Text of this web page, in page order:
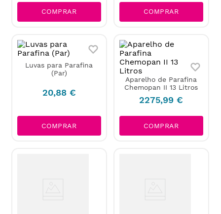
COMPRAR COMPRAR
Luvas para Parafina
(Par)
20,88 €
COMPRAR
Aparelho de Parafina
Chemopan II 13 Litros
2275,99 €
COMPRAR